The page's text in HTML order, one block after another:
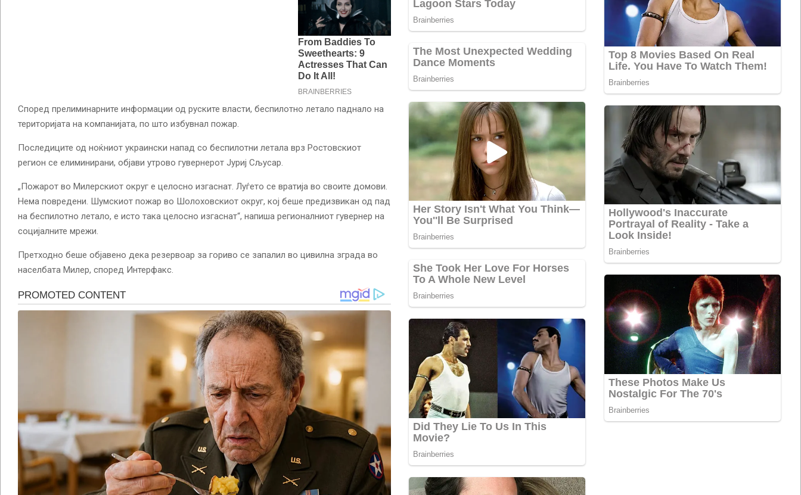
Според прелиминарните информации од руските власти, беспилотно летало паднало на
територијата на компанијата, по што избувнал пожар.
Последиците од ноќниот украински напад со беспилотни летала врз Ростовскиот
регион се елиминирани, објави утрово гувернерот Јуриј Сљусар.
„Пожарот во Милерскиот округ е целосно изгаснат. Луѓето се вратија во своите домови.
Нема повредени. Шумскиот пожар во Шолоховскиот округ, кој беше предизвикан од пад
на беспилотно летало, е исто така целосно изгаснат“, напиша регионалниот гувернер на
социјалните мрежи.
Претходно беше објавено дека резервоар за гориво се запалил во цивилна зграда во
населбата Милер, според Интерфакс.